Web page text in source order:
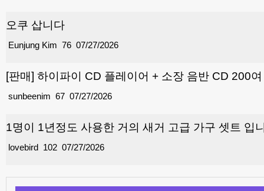
오쿠 삽니다
76
Eunjung Kim 07/27/2026
[판매] 하이파이 CD 플레이어 + 소장 음반 CD 200
67
sunbeenim 07/27/2026
1명이 1년정도 사용한 거의 새거 고급 가구 셋트 입
102
lovebird 07/27/2026